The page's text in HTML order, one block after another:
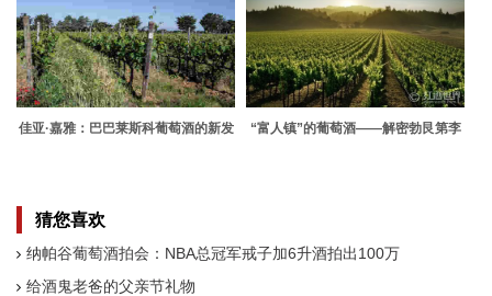
佳亚·嘉雅：巴巴莱斯科葡萄酒的新发
“富人镇”的葡萄酒——解密勃艮第李
猜您喜欢
纳帕谷葡萄酒拍会：NBA总冠军戒子加6升酒拍出100万
给酒鬼老爸的父亲节礼物